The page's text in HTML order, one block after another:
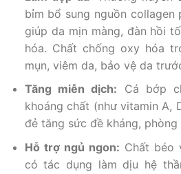
bỉm bổ sung nguồn collagen
giúp da mịn màng, đàn hồi
hóa. Chất chống oxy hóa
mụn, viêm da, bảo vệ da
Tăng miễn dịch: Cá bớp
khoáng chất (như vitamin A,
đẻ tăng sức đề kháng,
Hỗ trợ ngủ ngon: Chất béo
có tác dụng làm dịu hệ